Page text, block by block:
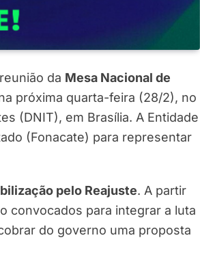
da Mesa Nacional de
próxima quarta-feira (28/2), no
(DNIT), em Brasília. A Entidade
(Fonacate) para representar
pelo Reajuste. A partir
convocados para integrar a luta
do governo uma proposta